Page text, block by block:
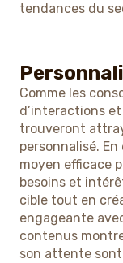
tendances du
Comme les
d’interactions
trouveront
personnalisé.
moyen efficace
besoins et
cible tout en
engageante
contenus
son attente sont